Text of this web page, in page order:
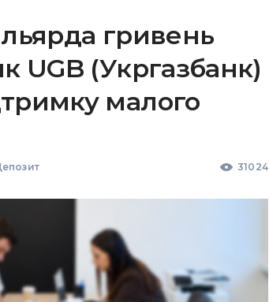
гривень
UGB (Укргазбанк)
малого
31024